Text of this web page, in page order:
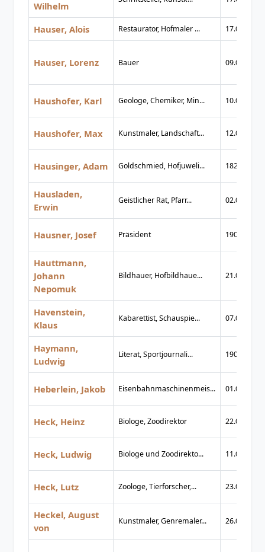
Wilhelm
Hauser, Alois Restaurator, Hofmaler ... 17.02.1831
Hauser, Lorenz Bauer 09.05.1869
Haushofer, Karl Geologe, Chemiker, Min... 10.08.1839
Haushofer, Max Kunstmaler, Landschaft... 12.09.1811
Hausinger, Adam Goldschmied, Hofjuweli... 1820
Hausladen,
Erwin
Geistlicher Rat, Pfarr... 02.02.1925
Hausner, Josef Präsident 1902
Hauttmann,
Johann
Nepomuk
Bildhauer, Hofbildhaue... 21.04.1820
Havenstein,
Klaus
Kabarettist, Schauspie... 07.02.1922
Haymann,
Ludwig
Literat, Sportjournali... 1901
Heberlein, Jakob Eisenbahnmaschinenmeis... 01.04.1825
Heck, Heinz Biologe, Zoodirektor 22.01.1894
Heck, Ludwig Biologe und Zoodirekto... 11.08.1860
Heck, Lutz Zoologe, Tierforscher,... 23.04.1892
Heckel, August
von
Kunstmaler, Genremaler... 26.09.1824